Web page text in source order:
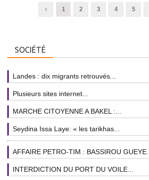
1 2 3 4 5
SOCIÉTÉ
Landes : dix migrants retrouvés...
Plusieurs sites internet...
MARCHE CITOYENNE A BAKEL :...
Seydina Issa Laye: « les tarikhas...
AFFAIRE PETRO-TIM : BASSIROU GUEYE...
INTERDICTION DU PORT DU VOILE...